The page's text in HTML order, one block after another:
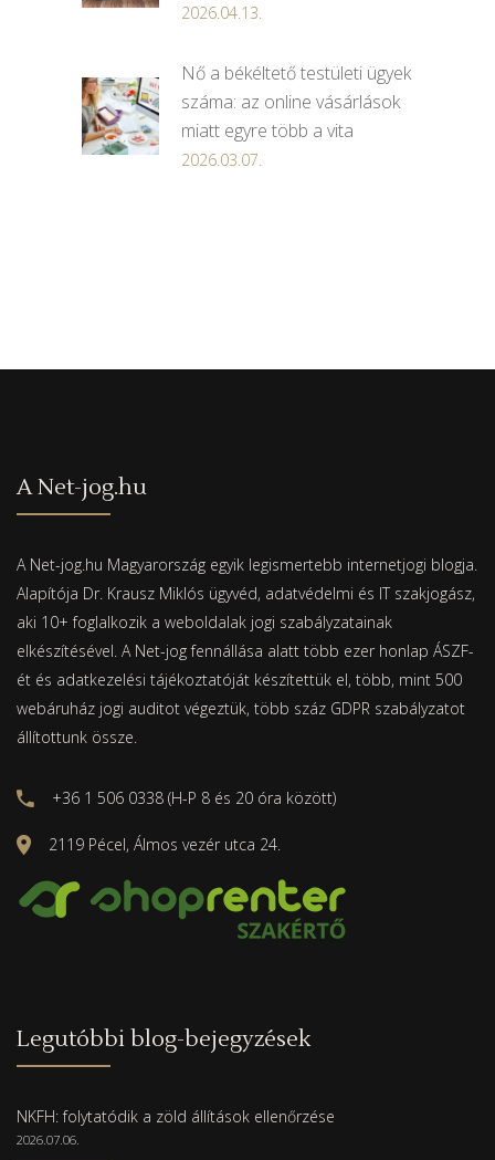
2026.04.13.
Nő a békéltető testületi ügyek
száma: az online vásárlások
miatt egyre több a vita
2026.03.07.
A Net-jog.hu
A Net-jog.hu Magyarország egyik legismertebb internetjogi blogja.
Alapítója Dr. Krausz Miklós ügyvéd, adatvédelmi és IT szakjogász,
aki 10+ foglalkozik a weboldalak jogi szabályzatainak
elkészítésével. A Net-jog fennállása alatt több ezer honlap ÁSZF-
ét és adatkezelési tájékoztatóját készítettük el, több, mint 500
webáruház jogi auditot végeztük, több száz GDPR szabályzatot
állítottunk össze.
+36 1 506 0338 (H-P 8 és 20 óra között)
2119 Pécel, Álmos vezér utca 24.
Legutóbbi blog-bejegyzések
NKFH: folytatódik a zöld állítások ellenőrzése
2026.07.06.